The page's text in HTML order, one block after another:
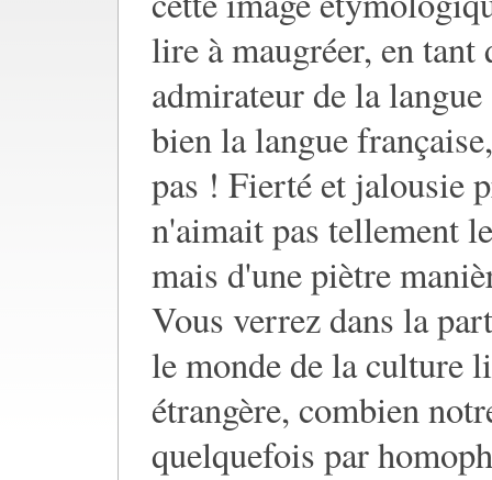
lire à maugréer, en tant
admirateur de la
bien la langue
pas ! Fierté et jalousie
n'aimait pas tellement
mais d'une piètre
Vous verrez dans la
le monde de la culture
étrangère, combien
quelquefois par